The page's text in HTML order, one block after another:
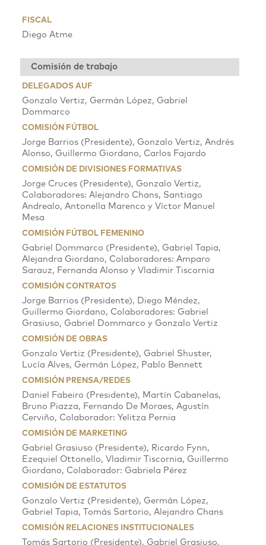
FISCAL
Diego Atme
Comisión de trabajo
DELEGADOS AUF
Gonzalo Vertiz, Germán López, Gabriel
Dommarco
COMISIÓN FÚTBOL
Jorge Barrios (Presidente), Gonzalo Vertiz, Andrés
Alonso, Guillermo Giordano, Carlos Fajardo
COMISIÓN DE DIVISIONES FORMATIVAS
Jorge Cruces (Presidente), Gonzalo Vertiz,
Colaboradores: Alejandro Chans, Santiago
Andrealo, Antonella Marenco y Víctor Manuel
Mesa
COMISIÓN FÚTBOL FEMENINO
Gabriel Dommarco (Presidente), Gabriel Tapia,
Alejandra Giordano, Colaboradores: Amparo
Sarauz, Fernanda Alonso y Vladimir Tiscornia
COMISIÓN CONTRATOS
Jorge Barrios (Presidente), Diego Méndez,
Guillermo Giordano, Colaboradores: Gabriel
Grasiuso, Gabriel Dommarco y Gonzalo Vertiz
COMISIÓN DE OBRAS
Gonzalo Vertiz (Presidente), Gabriel Shuster,
Lucía Alves, Germán López, Pablo Bennett
COMISIÓN PRENSA/REDES
Daniel Fabeiro (Presidente), Martín Cabanelas,
Bruno Piazza, Fernando De Moraes, Agustín
Cerviño, Colaborador: Yelitza Pernia
COMISIÓN DE MARKETING
Gabriel Grasiuso (Presidente), Ricardo Fynn,
Ezequiel Ottonello, Vladimir Tiscornia, Guillermo
Giordano, Colaborador: Gabriela Pérez
COMISIÓN DE ESTATUTOS
Gonzalo Vertiz (Presidente), Germán López,
Gabriel Tapia, Tomás Sartorio, Alejandro Chans
COMISIÓN RELACIONES INSTITUCIONALES
Tomás Sartorio (Presidente), Gabriel Grasiuso,